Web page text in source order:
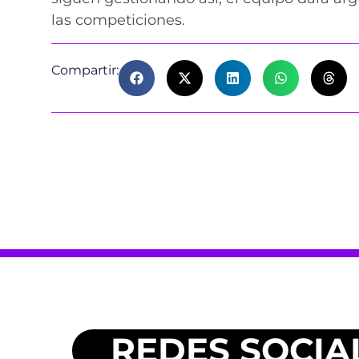
las competiciones.
Compartir:
REDES